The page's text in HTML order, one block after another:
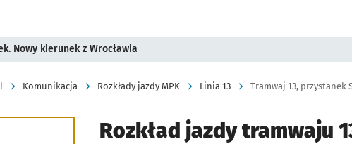
Nowy kierunek z Wrocławia
Komunikacja Rozkłady jazdy MPK Linia 13 Tramwaj 13, przystanek
Rozkład jazdy tramwaju